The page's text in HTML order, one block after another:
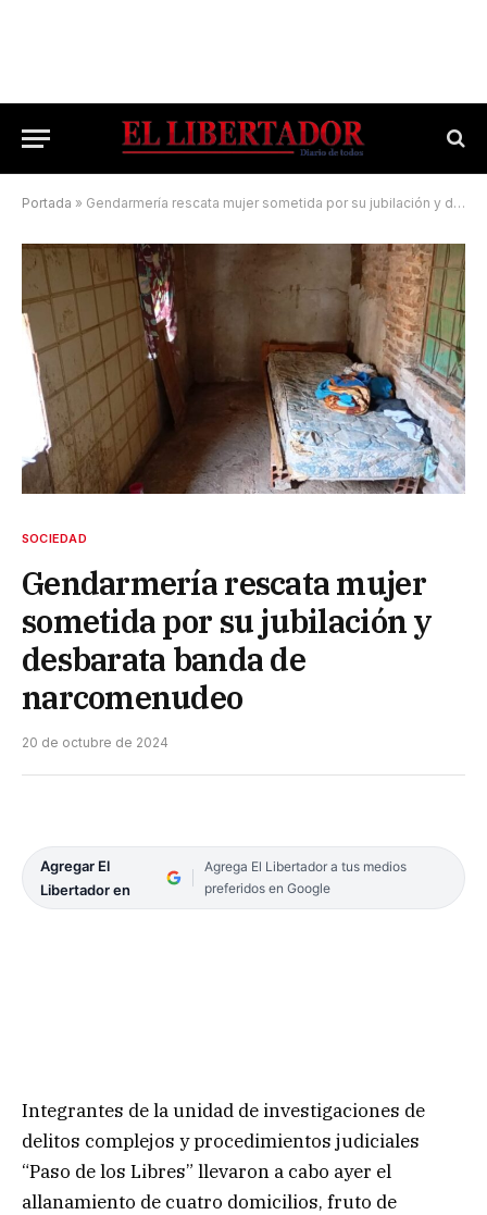
Portada » Gendarmería rescata mujer sometida por su jubilación y desbarata banda de narcomenudeo
SOCIEDAD
Gendarmería rescata mujer
sometida por su jubilación y
desbarata banda de
narcomenudeo
20 de octubre de 2024
Agregar El
Libertador en
Agrega El Libertador a tus medios
preferidos en Google
Integrantes de la unidad de investigaciones de
delitos complejos y procedimientos judiciales
“Paso de los Libres” llevaron a cabo ayer el
allanamiento de cuatro domicilios, fruto de